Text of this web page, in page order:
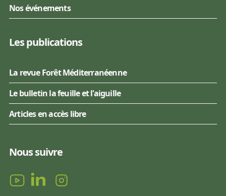
Nos événements
Les publications
La revue Forêt Méditerranéenne
Le bulletin la feuille et l'aiguille
Articles en accès libre
Nous suivre